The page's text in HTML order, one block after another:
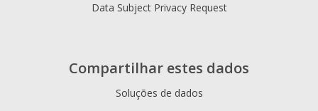
Compartilhar estes dados
Soluções de dados
Data Subject Privacy Request